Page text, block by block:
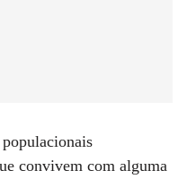
convivem com alguma